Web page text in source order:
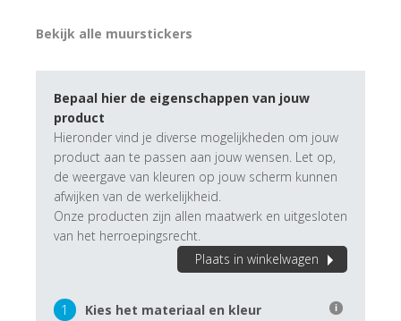
Bekijk alle muurstickers
Bepaal hier de eigenschappen van jouw
product
Hieronder vind je diverse mogelijkheden om jouw
product aan te passen aan jouw wensen. Let op,
de weergave van kleuren op jouw scherm kunnen
afwijken van de werkelijkheid.
Onze producten zijn allen maatwerk en uitgesloten
van het herroepingsrecht.
Plaats in winkelwagen
1 Kies het materiaal en kleur i